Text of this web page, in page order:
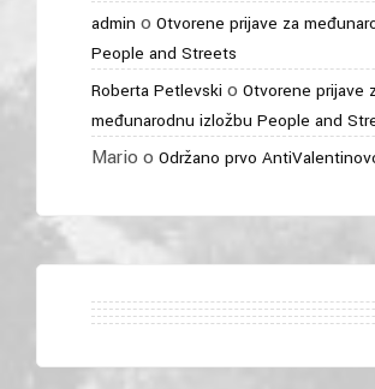
admin o Otvorene prijave za
People and Streets
Roberta Petlevski o Otvorene prijave
međunarodnu izložbu People and
Mario o Održano prvo